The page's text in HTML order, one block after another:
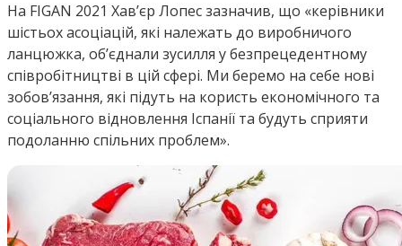
На FIGAN 2021 Хав’єр Лопес зазначив, що «керівники
шістьох асоціацій, які належать до виробничого
ланцюжка, об’єднали зусилля у безпрецедентному
співробітництві в цій сфері. Ми беремо на себе нові
зобов’язання, які підуть на користь економічного та
соціального відновлення Іспанії та будуть сприяти
подоланню спільних проблем».